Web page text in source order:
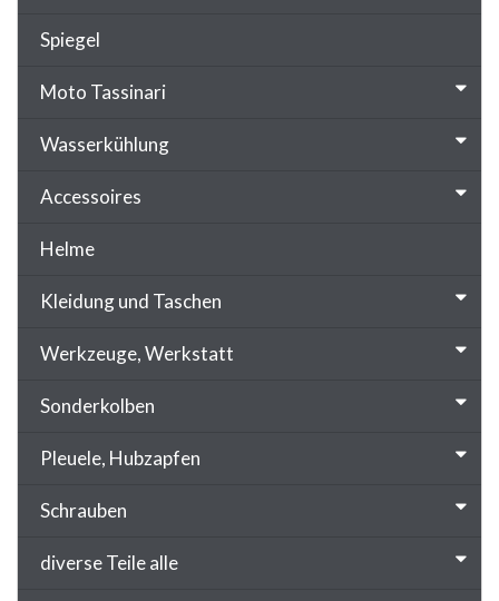
Spiegel
Moto Tassinari
Wasserkühlung
Accessoires
Helme
Kleidung und Taschen
Werkzeuge, Werkstatt
Sonderkolben
Pleuele, Hubzapfen
Schrauben
diverse Teile alle